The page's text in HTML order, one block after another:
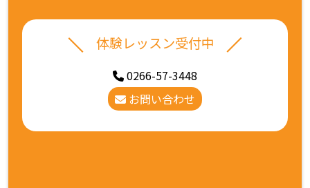
体験レッスン受付中
0266-57-3448
お問い合わせ